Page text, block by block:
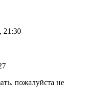
21:30
пожалуйста не